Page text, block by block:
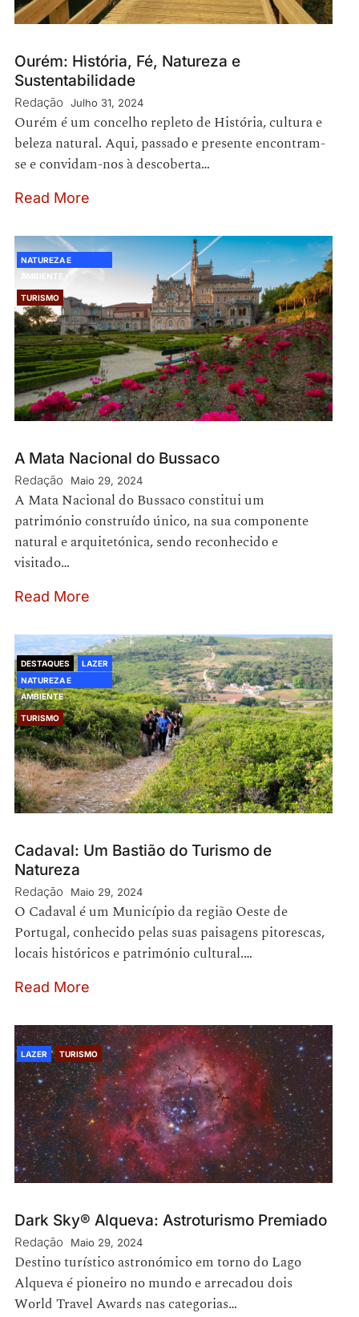
Ourém: História, Fé, Natureza e
Sustentabilidade
Redação Julho 31, 2024
Ourém é um concelho repleto de História, cultura e
beleza natural. Aqui, passado e presente encontram-
se e convidam-nos à descoberta…
Read More
NATUREZA E
AMBIENTE
TURISMO
A Mata Nacional do Bussaco
Redação Maio 29, 2024
A Mata Nacional do Bussaco constitui um
património construído único, na sua componente
natural e arquitetónica, sendo reconhecido e
visitado…
Read More
DESTAQUES
LAZER
NATUREZA E
AMBIENTE
TURISMO
Cadaval: Um Bastião do Turismo de
Natureza
Redação Maio 29, 2024
O Cadaval é um Município da região Oeste de
Portugal, conhecido pelas suas paisagens pitorescas,
locais históricos e património cultural.…
Read More
LAZER TURISMO
Dark Sky® Alqueva: Astroturismo Premiado
Redação Maio 29, 2024
Destino turístico astronómico em torno do Lago
Alqueva é pioneiro no mundo e arrecadou dois
World Travel Awards nas categorias…